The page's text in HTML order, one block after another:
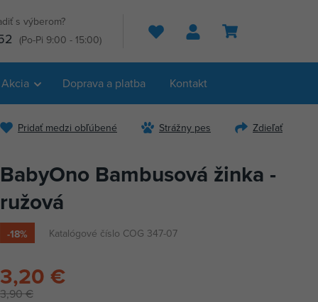
s výberom?
(Po-Pi 9:00 - 15:00) Hľadať
Akcia Doprava a platba Kontakt
Pridať medzi obľúbené Strážny pes Zdieľať
BabyOno Bambusová žinka -
ružová
-18% Katalógové číslo COG 347-07
3,90 €
3,20 €